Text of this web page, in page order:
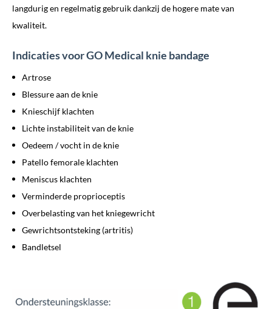
langdurig en regelmatig gebruik dankzij de hogere mate van
kwaliteit.
Indicaties voor GO Medical knie bandage
Artrose
Blessure aan de knie
Knieschijf klachten
Lichte instabiliteit van de knie
Oedeem / vocht in de knie
Patello femorale klachten
Meniscus klachten
Verminderde proprioceptis
Overbelasting van het kniegewricht
Gewrichtsontsteking (artritis)
Bandletsel